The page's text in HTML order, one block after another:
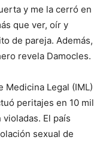
y me la cerró en
que ver, oír y
de pareja. Además,
revela Damocles.
Medicina Legal (IML)
peritajes en 10 mil
El país
sexual de